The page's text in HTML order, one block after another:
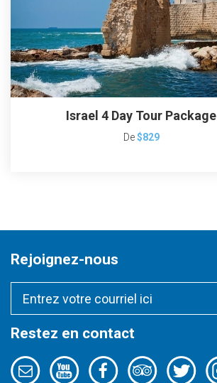
Israel 4 Day Tour Package
De$829
Rejoignez-nous
Restez en contact